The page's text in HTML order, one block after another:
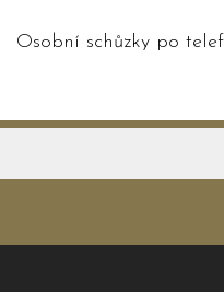
Osobní schůzky po